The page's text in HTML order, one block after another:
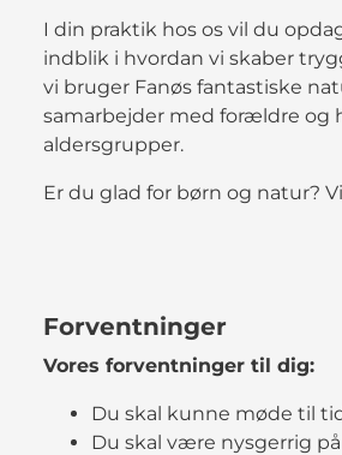
I din praktik hos os vil du
indblik i hvordan vi skaber
vi bruger Fanøs fantastiske
samarbejder med forældre og
aldersgrupper.
Er du glad for børn og natur?
Forventninger
Vores forventninger til dig:
Du skal kunne møde til
Du skal være nysgerrig